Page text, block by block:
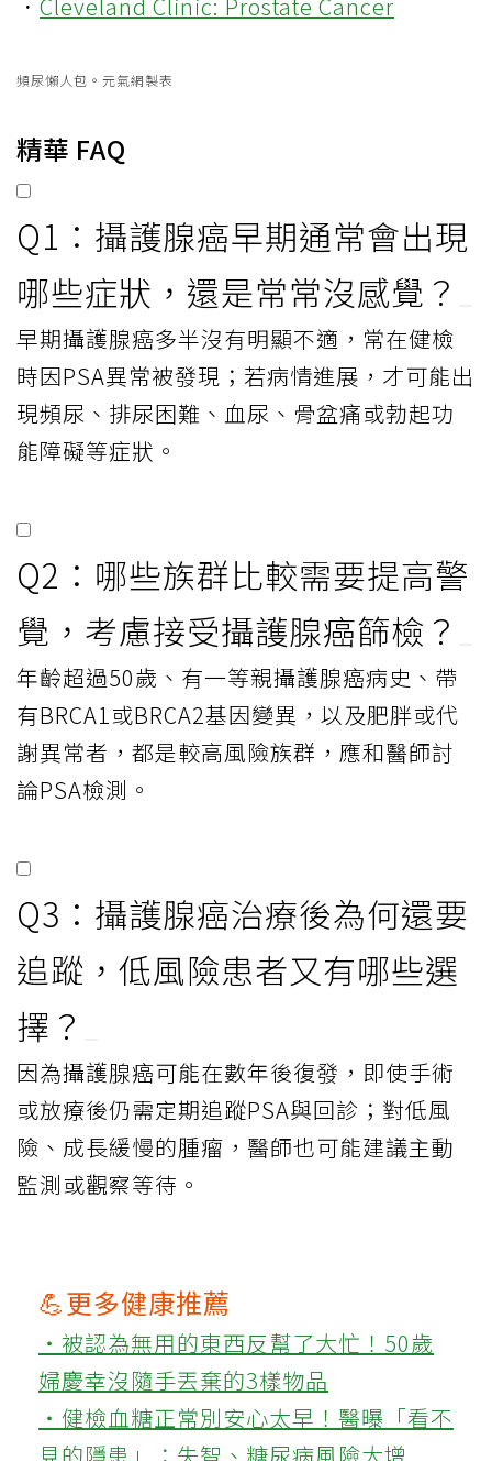
頻尿懶人包。元氣網製表
精華 FAQ
Q1：攝護腺癌早期通常會出現
哪些症狀，還是常常沒感覺？
早期攝護腺癌多半沒有明顯不適，常在健檢
時因PSA異常被發現；若病情進展，才可能出
現頻尿、排尿困難、血尿、骨盆痛或勃起功
能障礙等症狀。
Q2：哪些族群比較需要提高警
覺，考慮接受攝護腺癌篩檢？
年齡超過50歲、有一等親攝護腺癌病史、帶
有BRCA1或BRCA2基因變異，以及肥胖或代
謝異常者，都是較高風險族群，應和醫師討
論PSA檢測。
Q3：攝護腺癌治療後為何還要
追蹤，低風險患者又有哪些選
擇？
因為攝護腺癌可能在數年後復發，即使手術
或放療後仍需定期追蹤PSA與回診；對低風
險、成長緩慢的腫瘤，醫師也可能建議主動
監測或觀察等待。
💪更多健康推薦
‧被認為無用的東西反幫了大忙！50歲
婦慶幸沒隨手丟棄的3樣物品
‧健檢血糖正常別安心太早！醫曝「看不